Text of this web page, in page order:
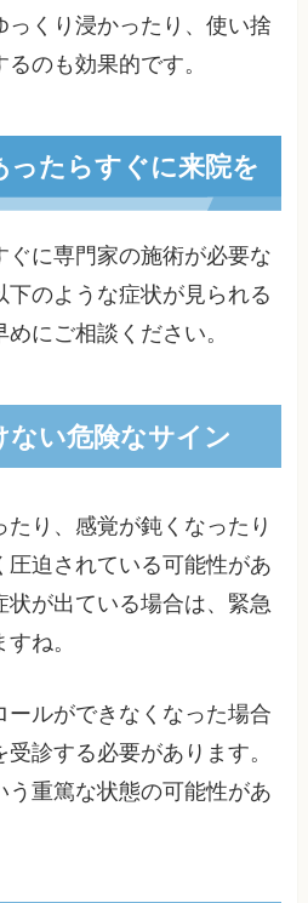
っくり浸かったり、使い捨
のも効果的です。
ったらすぐに来院を
ぐに専門家の施術が必要な
のような症状が見られる
にご相談ください。
ない危険なサイン
り、感覚が鈍くなったり
圧迫されている可能性があ
状が出ている場合は、緊急
ね。
ールができなくなった場合
診する必要があります。
う重篤な状態の可能性があ